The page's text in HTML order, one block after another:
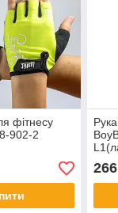
фітнесу
902-2
94-3
266